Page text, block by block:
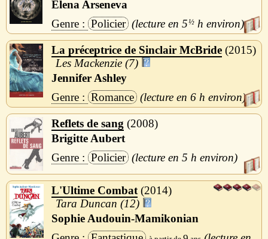
Elena Arseneva
Policier
5½ h
La préceptrice de Sinclair McBride 2015
Les Mackenzie (7)
Jennifer Ashley
Romance
6 h
Reflets de sang
2008
Brigitte Aubert
Policier
5 h
L'Ultime Combat 2014
Tara Duncan (12)
Sophie Audouin-Mamikonian